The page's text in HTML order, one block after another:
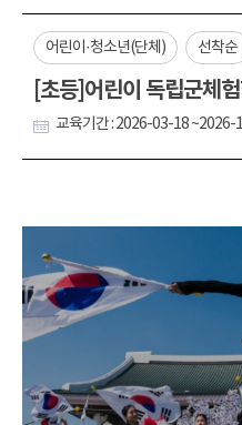
어린이·청소년(단체) 선착순
[초등]어린이 독립군체
교육기간 : 2026-03-18 ~2026-